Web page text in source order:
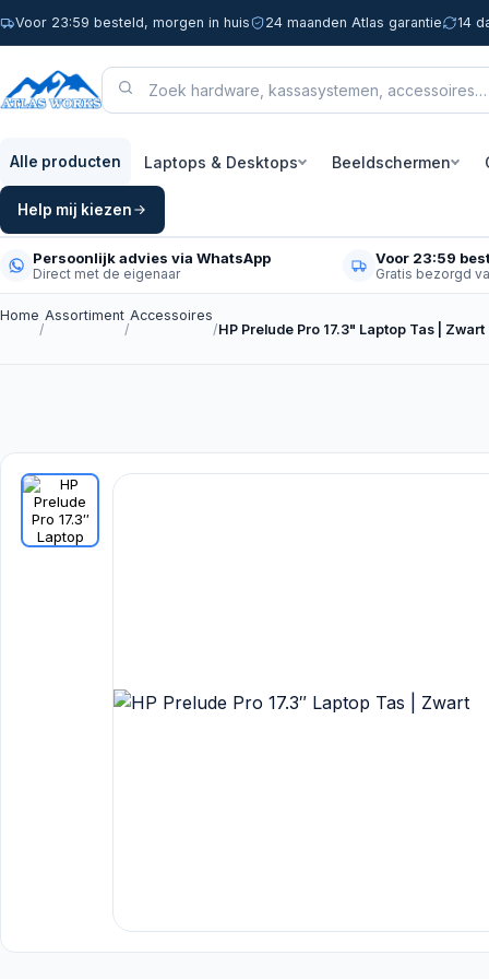
Voor 23:59 besteld, morgen in huis 24 maanden Atlas garantie 14
Alle producten Laptops & Desktops Beeldschermen
Help mij kiezen
Persoonlijk advies via WhatsApp
Direct met de eigenaar
Voor 23:59
Gratis bezorgd
Home
/
Assortiment
/
Accessoires
/HP Prelude Pro 17.3" Laptop Tas | Zwart